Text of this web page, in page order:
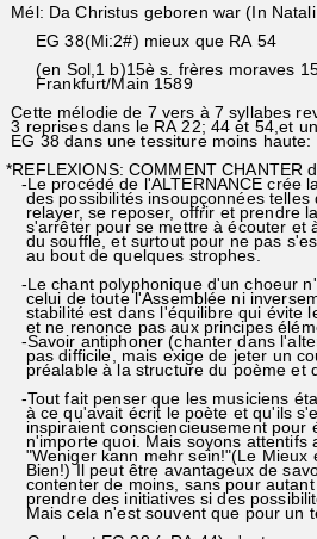
Mél: Da Christus geboren war (In
EG 38(Mi:2#) mieux que RA 54
(en Sol,1 b)15è s. frères moraves
Frankfurt/Main 1589
Cette mélodie de 7 vers à 7 syllabes
3 reprises dans le RA 22; 44 et 54,et
EG 38 dans une tessiture moins haute:
*REFLEXIONS: COMMENT CHANTER
-Le procédé de l'ALTERNANCE crée
des possibilités insoupçonnées telles
relayer, se reposer, offrir et prendre la
s'arrêter pour se mettre à écouter et
du souffle, et surtout pour ne pas
au bout de quelques strophes.
-Le chant polyphonique d'un choeur
celui de toute l'Assemblée ni
stabilité est dans l'équilibre qui évite
et ne renonce pas aux principes
-Savoir antiphoner (chanter dans
pas difficile, mais exige de jeter un
préalable à la structure du poème et
-Tout fait penser que les musiciens
à ce qu'avait écrit le poète et qu'ils
inspiraient consciencieusement pour
n'importe quoi. Mais soyons attentifs
"Weniger kann mehr sein!"(Le Mieux
Bien!) Il peut être avantageux de
contenter de moins, sans pour autant
prendre des initiatives si des
Mais cela n'est souvent que pour un